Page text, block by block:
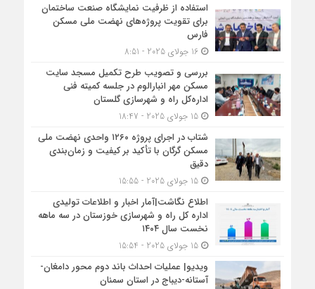
استفاده از ظرفیت نمایشگاه صنعت ساختمان
برای تقویت پروژه‌های نهضت ملی مسکن
فارس
16 جولای 2025 - 8:51
بررسی و تصویب طرح تکمیل مسجد سایت
مسکن مهر انبارالوم در جلسه کمیته فنی
اداره‌کل راه و شهرسازی گلستان
15 جولای 2025 - 18:47
شتاب در اجرای پروژه ۱۲۶۰ واحدی نهضت ملی
مسکن گرگان با تأکید بر کیفیت و زمان‌بندی
دقیق
15 جولای 2025 - 15:55
اطلاع نگاشت|آمار اخبار و اطلاعات تولیدی
اداره کل راه و شهرسازی خوزستان در سه ماهه
نخست سال ۱۴۰۴
15 جولای 2025 - 15:54
ویدیو| عملیات احداث باند دوم محور دامغان-
آستانه-دیباج در استان سمنان